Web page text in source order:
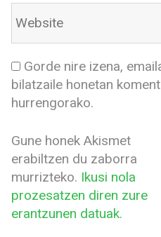
Gorde nire izena,
bilatzaile honetan
hurrengorako.
Gune honek Akismet
erabiltzen du zaborra
murrizteko. Ikusi nola
prozesatzen diren zure
erantzunen datuak.